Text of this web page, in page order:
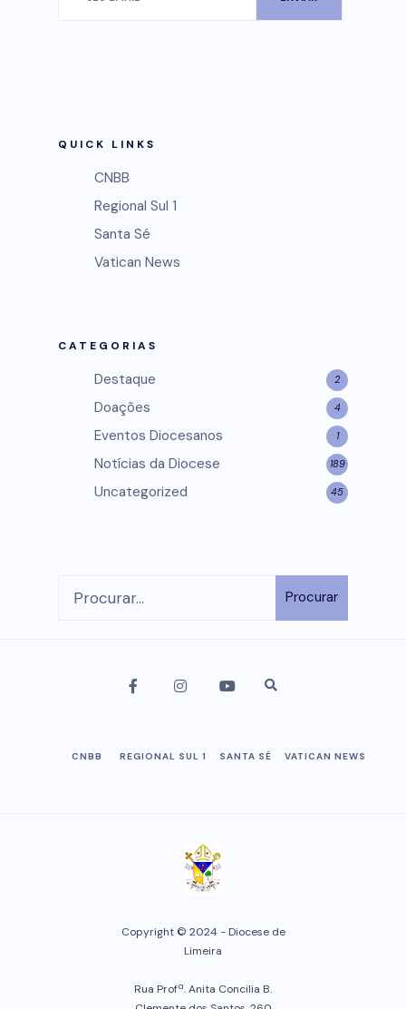
QUICK LINKS
CNBB
Regional Sul 1
Santa Sé
Vatican News
CATEGORIAS
Destaque 2
Doações 4
Eventos Diocesanos 1
Notícias da Diocese 189
Uncategorized 45
Procurar
CNBB REGIONAL SUL 1 SANTA SÉ VATICAN NEWS
Copyright © 2024 - Diocese de
Limeira
Rua Profª. Anita Concilia B.